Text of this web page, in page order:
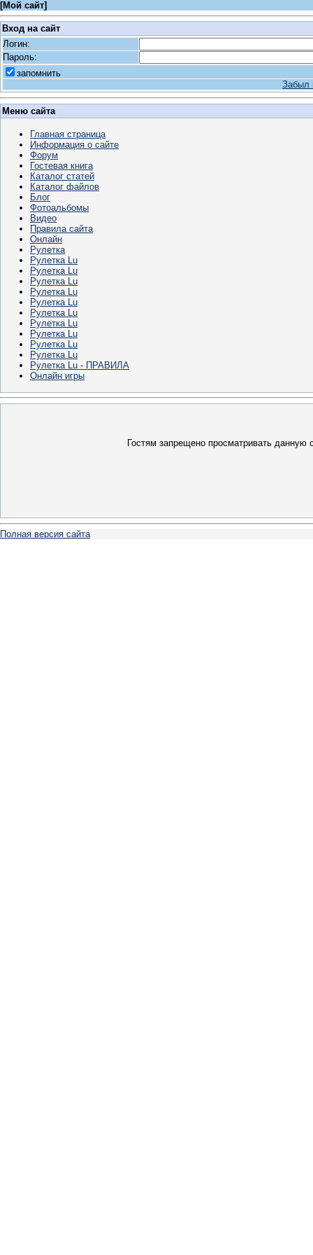
[Мой сайт]
Вход на сайт
Логин:
Пароль:
запомнить
Забыл
Меню сайта
Главная страница
Информация о сайте
Форум
Гостевая книга
Каталог статей
Каталог файлов
Блог
Фотоальбомы
Видео
Правила сайта
Онлайн
Рулетка
Рулетка Lu
Рулетка Lu
Рулетка Lu
Рулетка Lu
Рулетка Lu
Рулетка Lu
Рулетка Lu
Рулетка Lu
Рулетка Lu
Рулетка Lu
Рулетка Lu - ПРАВИЛА
Онлайн игры
Гостям запрещено просматривать данную
Полная версия сайта